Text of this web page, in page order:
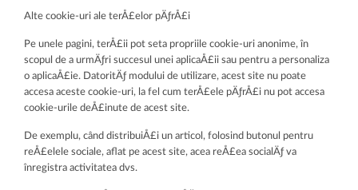
Alte cookie-uri ale terÅ£elor pÄƒrÅ£i
Pe unele pagini, terÅ£ii pot seta propriile cookie-uri anonime, în
scopul de a urmÄƒri succesul unei aplicaÅ£ii sau pentru a personaliza
o aplicaÅ£ie. DatoritÄƒ modului de utilizare, acest site nu poate
accesa aceste cookie-uri, la fel cum terÅ£ele pÄƒrÅ£i nu pot accesa
cookie-urile deÅ£inute de acest site.
De exemplu, când distribuiÅ£i un articol, folosind butonul pentru
reÅ£elele sociale, aflat pe acest site, acea reÅ£ea socialÄƒ va
înregistra activitatea dvs.